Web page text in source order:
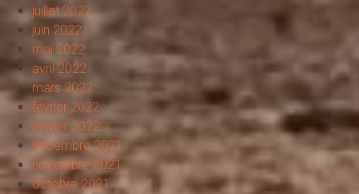
juillet 2022
juin 2022
mai 2022
avril 2022
mars 2022
février 2022
janvier 2022
décembre 2021
novembre 2021
octobre 2021